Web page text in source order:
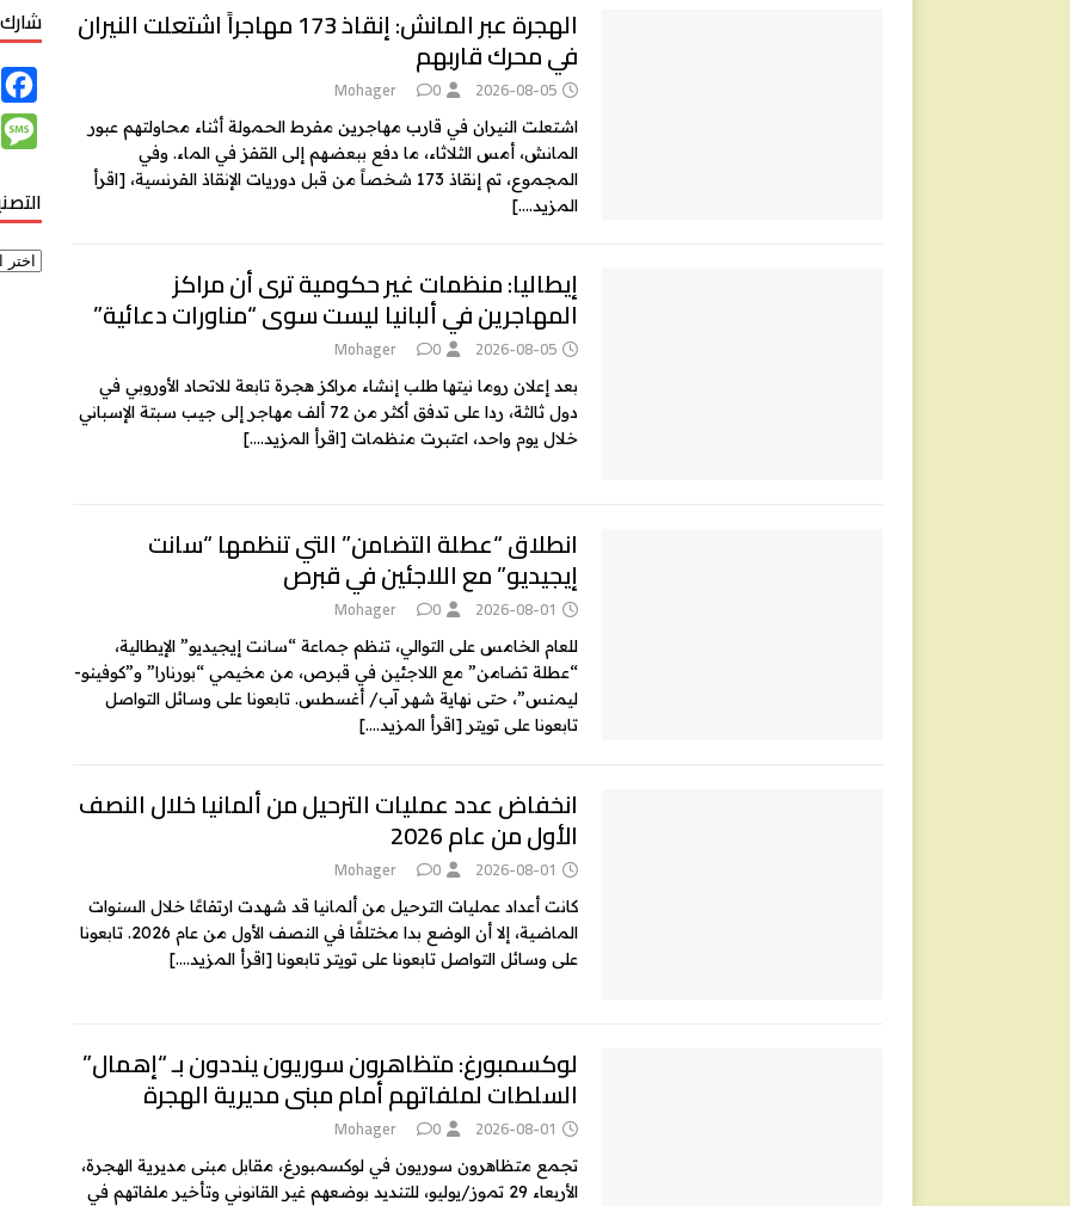
الهجرة عبر المانش: إنقاذ 173 مهاجراً اشتعلت النيران
في محرك قاربهم
2026-08-05
Mohager 0
اشتعلت النيران في قارب مهاجرين مفرط الحمولة أثناء محاولتهم عبور
المانش، أمس الثلاثاء، ما دفع ببعضهم إلى القفز في الماء. وفي
المجموع، تم إنقاذ 173 شخصاً من قبل دوريات الإنقاذ الفرنسية،
[اقرأ
المزيد….]
إيطاليا: منظمات غير حكومية ترى أن مراكز
المهاجرين في ألبانيا ليست سوى “مناورات دعائية”
2026-08-05
Mohager 0
بعد إعلان روما نيتها طلب إنشاء مراكز هجرة تابعة للاتحاد الأوروبي في
دول ثالثة، ردا على تدفق أكثر من 72 ألف مهاجر إلى جيب سبتة الإسباني
خلال يوم واحد، اعتبرت منظمات [اقرأ المزيد….]
انطلاق “عطلة التضامن” التي تنظمها “سانت
إيجيديو” مع اللاجئين في قبرص
2026-08-01
Mohager 0
للعام الخامس على التوالي، تنظم جماعة “سانت إيجيديو” الإيطالية،
“عطلة تضامن” مع اللاجئين في قبرص، من مخيمي “بورنارا” و”كوفينو-
ليمنس”، حتى نهاية شهر آب/ أغسطس. تابعونا على وسائل التواصل
تابعونا على تويتر [اقرأ المزيد….]
انخفاض عدد عمليات الترحيل من ألمانيا خلال النصف
الأول من عام 2026
2026-08-01
Mohager 0
كانت أعداد عمليات الترحيل من ألمانيا قد شهدت ارتفاعًا خلال السنوات
الماضية، إلا أن الوضع بدا مختلفًا في النصف الأول من عام 2026. تابعونا
على وسائل التواصل تابعونا على تويتر تابعونا [اقرأ المزيد….]
لوكسمبورغ: متظاهرون سوريون ينددون بـ “إهمال”
السلطات لملفاتهم أمام مبنى مديرية الهجرة
2026-08-01
Mohager 0
تجمع متظاهرون سوريون في لوكسمبورغ، مقابل مبنى مديرية الهجرة،
الأربعاء 29 تموز/يوليو، للتنديد بوضعهم غير القانوني وتأخير ملفاتهم في
c